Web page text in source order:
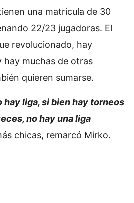
una matrícula de 30
22/23 jugadoras. El
revolucionado, hay
hay muchas de otras
quieren sumarse.
hay liga, si bien hay torneos
no hay una liga
chicas, remarcó Mirko.